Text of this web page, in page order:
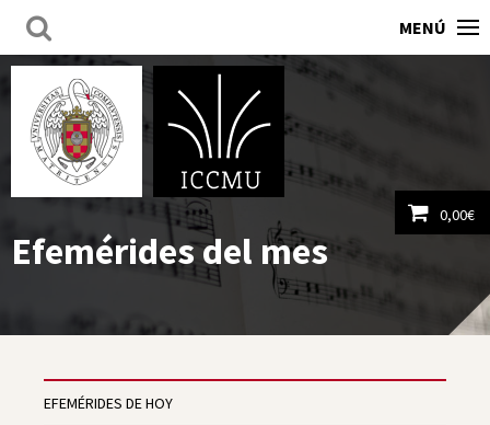
MENÚ
0,00€
Efemérides del mes
EFEMÉRIDES DE HOY